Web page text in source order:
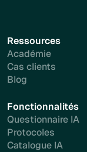
Ressources
Académie
Cas clients
Blog
Fonctionnalités
Questionnaire IA
Protocoles
Catalogue IA